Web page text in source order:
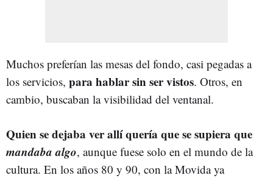
Muchos preferían las mesas del fondo, casi pegadas a
los servicios, para hablar sin ser vistos. Otros, en
cambio, buscaban la visibilidad del ventanal.
Quien se dejaba ver allí quería que se supiera que
mandaba algo, aunque fuese solo en el mundo de la
cultura. En los años 80 y 90, con la Movida ya